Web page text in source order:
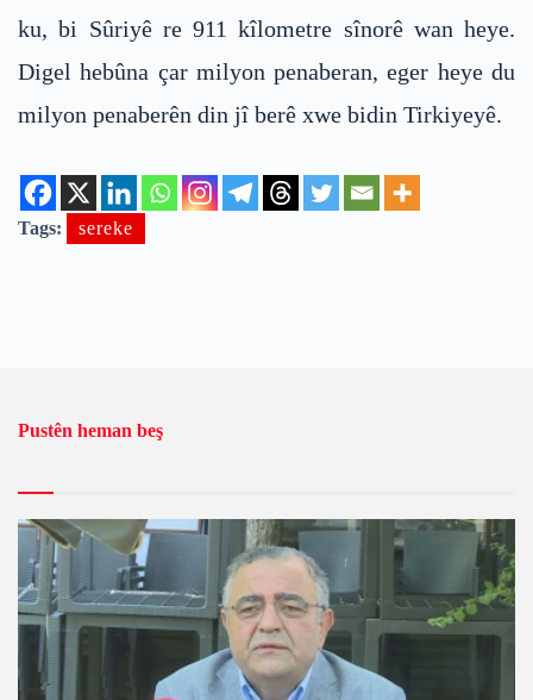
ku, bi Sûriyê re 911 kîlometre sînorê wan heye.
Digel hebûna çar milyon penaberan, eger heye du
milyon penaberên din jî berê xwe bidin Tirkiyeyê.
Tags: sereke
Pustên heman beş